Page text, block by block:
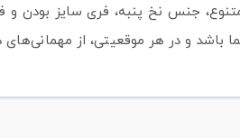
جنس نخ پنبه، فری سایز بودن و
و در هر موقعیتی، از مهمانی‌های